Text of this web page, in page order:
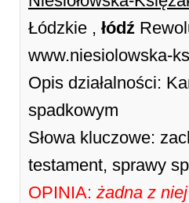
Łódzkie , łódź
www.niesiolowska-
Opis działalności:
spadkowym
Słowa kluczowe:
testament, sprawy
OPINIA: żadna z